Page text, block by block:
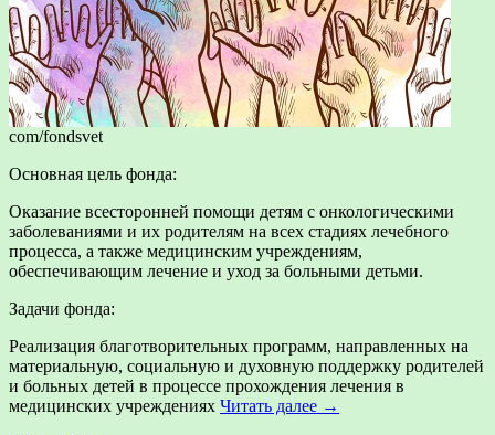
com/fondsvet
Основная цель фонда:
Оказание всесторонней помощи детям с онкологическими
заболеваниями и их родителям на всех стадиях лечебного
процесса, а также медицинским учреждениям,
обеспечивающим лечение и уход за больными детьми.
Задачи фонда:
Реализация благотворительных программ, направленных на
материальную, социальную и духовную поддержку родителей
и больных детей в процессе прохождения лечения в
медицинских учреждениях Читать далее →